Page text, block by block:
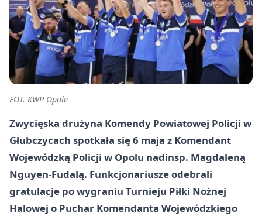
FOT. KWP Opole
Zwycięska drużyna Komendy Powiatowej Policji w
Głubczycach spotkała się 6 maja z Komendant
Wojewódzką Policji w Opolu nadinsp. Magdaleną
Nguyen-Fudalą. Funkcjonariusze odebrali
gratulacje po wygraniu Turnieju Piłki Nożnej
Halowej o Puchar Komendanta Wojewódzkiego